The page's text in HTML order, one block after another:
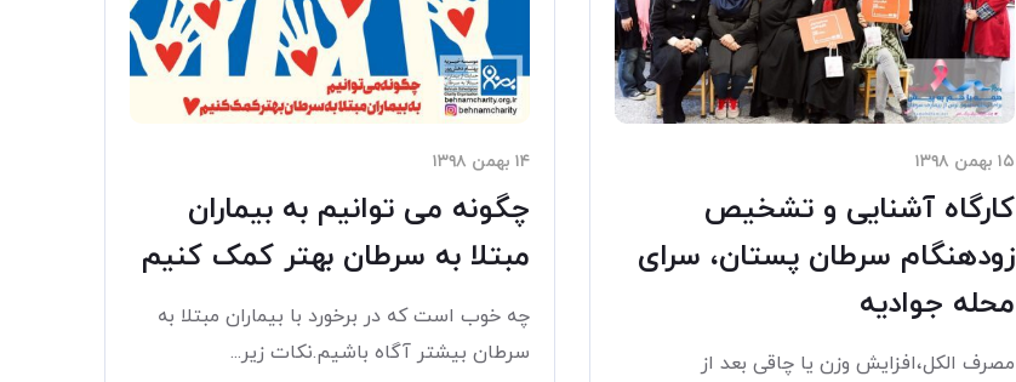
۱۵ بهمن ۱۳۹۸
کارگاه آشنایی و تشخیص
زودهنگام سرطان پستان، سرای
محله جوادیه
مصرف الکل،افزایش وزن یا چاقی بعد از
۱۴ بهمن ۱۳۹۸
چگونه می توانیم به بیماران
مبتلا به سرطان بهتر کمک کنیم
چه خوب است که در برخورد با بیماران مبتلا به
سرطان بیشتر آگاه باشیم.نکات زیر...